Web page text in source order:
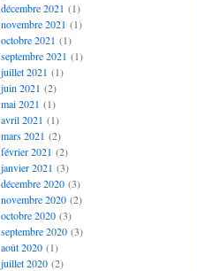
décembre 2021 (1)
novembre 2021 (1)
octobre 2021 (1)
septembre 2021 (1)
juillet 2021 (1)
juin 2021 (2)
mai 2021 (1)
avril 2021 (1)
mars 2021 (2)
février 2021 (2)
janvier 2021 (3)
décembre 2020(3)
novembre 2020(2)
octobre 2020(3)
septembre 2020(3)
août 2020(1)
juillet 2020(2)